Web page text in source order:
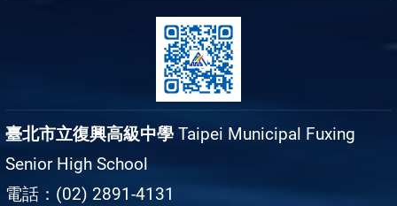
臺北市立復興高級中學 Taipei Municipal Fuxing
Senior High School
電話：(02) 2891-4131